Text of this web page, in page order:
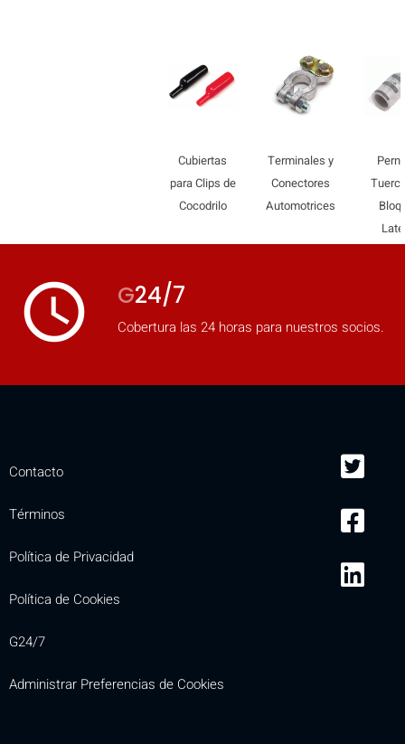
Cubiertas
para Clips de
Cocodrilo
Terminales y
Conectores
Automotrices
access_time G24/7
Cobertura las 24 horas para nuestros socios.
Contacto
Términos
Política de Privacidad
Política de Cookies
G24/7
Administrar Preferencias de Cookies